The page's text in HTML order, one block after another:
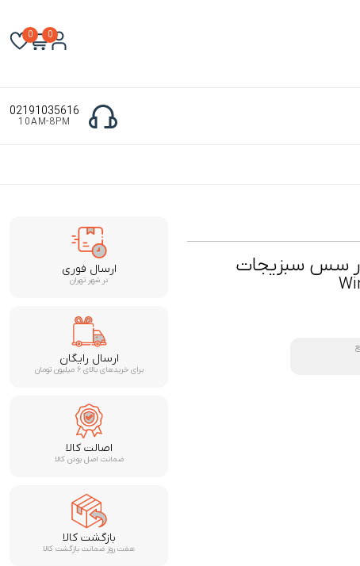
0
0
02191035616
10AM-8PM
در سس سبزیجات ارسال فوری
در شهر تهران
ارسال رایگان
برای خریدهای بالای ۶ میلیون تومان
اصالت کالا
ضمانت اصل بودن کالا
بازگشت کالا
هفت روز ضمانت بازگشت کالا